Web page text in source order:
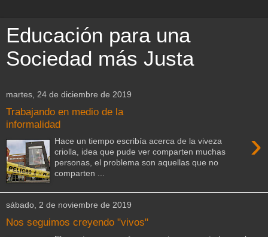
Educación para una
Sociedad más Justa
martes, 24 de diciembre de 2019
Trabajando en medio de la
informalidad
›
Hace un tiempo escribía acerca de la viveza
criolla, idea que pude ver comparten muchas
personas, el problema son aquellas que no
comparten ...
sábado, 2 de noviembre de 2019
Nos seguimos creyendo "vivos"